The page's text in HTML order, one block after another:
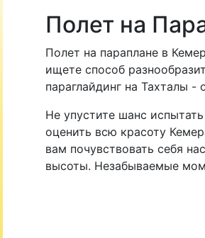
Полет на
Полет на параплане в
ищете способ
параглайдинг на Тахталы -
Не упустите шанс
оценить всю красоту
вам почувствовать себя
высоты. Незабываемые